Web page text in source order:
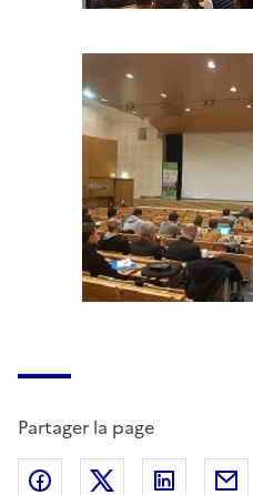
Partager la page
Partager sur Facebook
Partager sur